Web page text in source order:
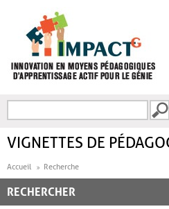
FORMULAIRE DE
VIGNETTES DE
Accueil Recherche
RECHERCHER